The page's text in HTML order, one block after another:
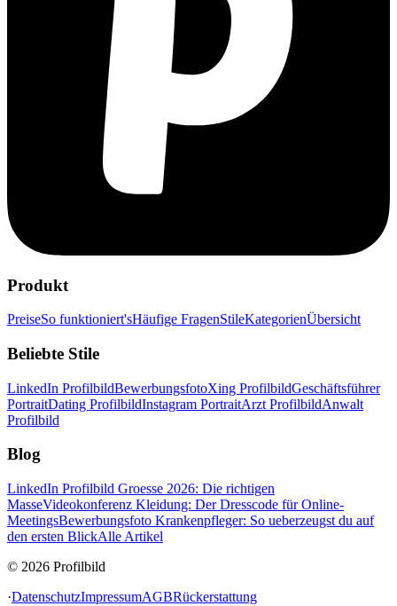
Produkt
PreiseSo funktioniert'sHäufige FragenStileKategorienÜbersicht
Beliebte Stile
LinkedIn ProfilbildBewerbungsfotoXing ProfilbildGeschäftsführer
PortraitDating ProfilbildInstagram PortraitArzt ProfilbildAnwalt
Profilbild
Blog
LinkedIn Profilbild Groesse 2026: Die richtigen
MasseVideokonferenz Kleidung: Der Dresscode für Online-
MeetingsBewerbungsfoto Krankenpfleger: So ueberzeugst du auf
den ersten BlickAlle Artikel
© 2026 Profilbild
·DatenschutzImpressumAGBRückerstattung